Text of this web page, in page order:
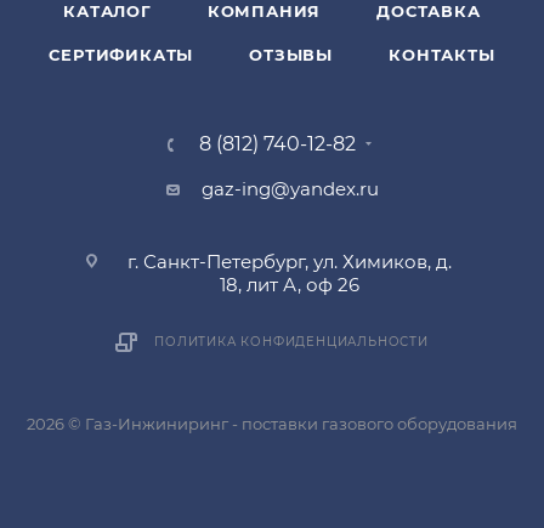
КАТАЛОГ КОМПАНИЯ ДОСТАВКА
СЕРТИФИКАТЫ ОТЗЫВЫ КОНТАКТЫ
8 (812) 740-12-82
gaz-ing@yandex.ru
г. Санкт-Петербург, ул. Химиков, д.
18, лит А, оф 26
ПОЛИТИКА КОНФИДЕНЦИАЛЬНОСТИ
2026 © Газ-Инжиниринг - поставки газового оборудования